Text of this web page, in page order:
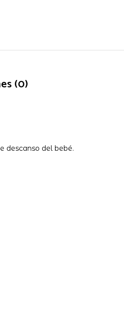
(0)
descanso del bebé.